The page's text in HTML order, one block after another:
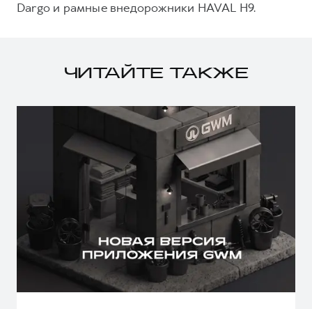
Dargo и рамные внедорожники HAVAL H9.
ЧИТАЙТЕ ТАКЖЕ